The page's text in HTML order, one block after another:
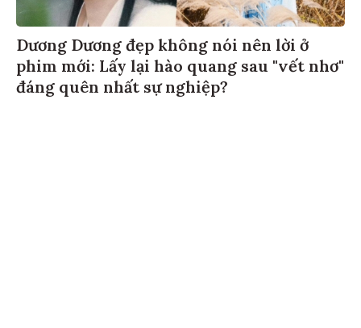
Dương Dương đẹp không nói nên lời ở
phim mới: Lấy lại hào quang sau "vết nhơ"
đáng quên nhất sự nghiệp?